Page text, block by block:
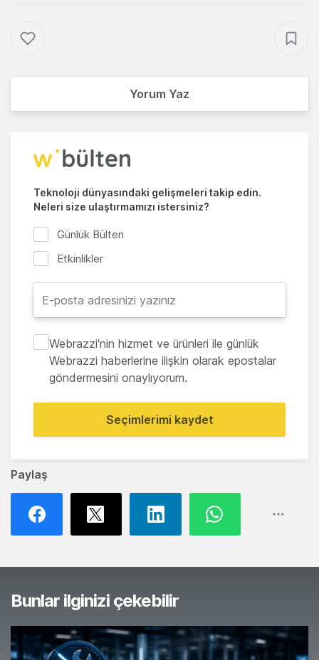
Paylaş
Yorum Yaz
Teknoloji dünyasındaki gelişmeleri takip edin.
Neleri size ulaştırmamızı istersiniz?
Günlük Bülten
Etkinlikler
Webrazzi'nin hizmet ve ürünleri ile günlük
Webrazzi haberlerine ilişkin olarak epostalar
göndermesini onaylıyorum.
Seçimlerimi kaydet
Bunlar ilginizi çekebilir